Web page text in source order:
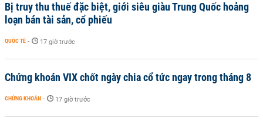
Bị truy thu thuế đặc biệt, giới siêu giàu Trung Quốc hoảng
loạn bán tài sản, cổ phiếu
QUỐC TẾ - 17 giờ trước
Chứng khoán VIX chốt ngày chia cổ tức ngay trong tháng 8
CHỨNG KHOÁN - 17 giờ trước